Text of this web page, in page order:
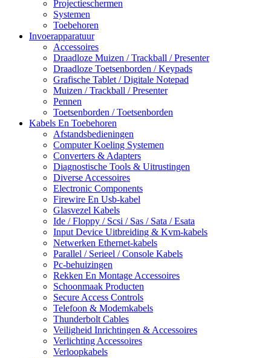
Projectieschermen
Systemen
Toebehoren
Invoerapparatuur
Accessoires
Draadloze Muizen / Trackball / Presenter
Draadloze Toetsenborden / Keypads
Grafische Tablet / Digitale Notepad
Muizen / Trackball / Presenter
Pennen
Toetsenborden / Toetsenborden
Kabels En Toebehoren
Afstandsbedieningen
Computer Koeling Systemen
Converters & Adapters
Diagnostische Tools & Uitrustingen
Diverse Accessoires
Electronic Components
Firewire En Usb-kabel
Glasvezel Kabels
Ide / Floppy / Scsi / Sas / Sata / Esata
Input Device Uitbreiding & Kvm-kabels
Netwerken Ethernet-kabels
Parallel / Serieel / Console Kabels
Pc-behuizingen
Rekken En Montage Accessoires
Schoonmaak Producten
Secure Access Controls
Telefoon & Modemkabels
Thunderbolt Cables
Veiligheid Inrichtingen & Accessoires
Verlichting Accessoires
Verloopkabels